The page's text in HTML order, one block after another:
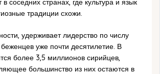
соседних странах, где культура и язык
традиции схожи.
удерживает лидерство по числу
уже почти десятилетие. В
более 3,5 миллионов сирийцев,
большинство из них остаются в